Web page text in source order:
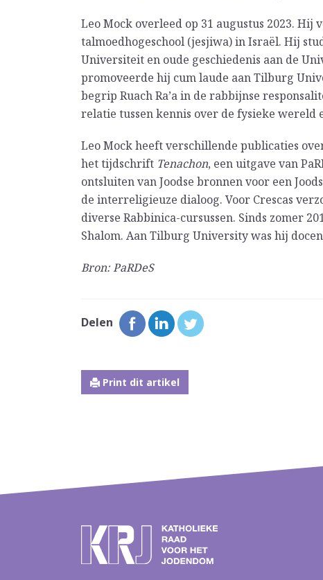
Leo Mock overleed op 31 augustus 2023. Hij
talmoedhogeschool (jesjiwa) in Israël. Hij
Universiteit en oude geschiedenis aan de
promoveerde hij cum laude aan Tilburg
begrip Ruach Ra’a in de rabbijnse
relatie tussen kennis over de fysieke wereld
Leo Mock heeft verschillende publicaties
het tijdschrift Tenachon, een uitgave van
ontsluiten van Joodse bronnen voor een
de interreligieuze dialoog. Voor Crescas
diverse Rabbinica-cursussen. Sinds zomer
Shalom. Aan Tilburg University was hij
Bron: PaRDeS
Delen
Print dit artikel